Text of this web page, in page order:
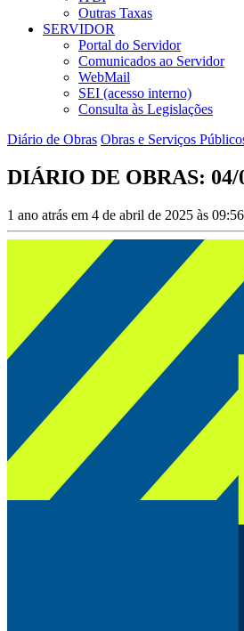
Outras Taxas
SERVIDOR
Portal do Servidor
Comunicados ao Servidor
WebMail
SEI (acesso interno)
Consulta às Legislações
Diário de Obras Obras e Serviços
DIÁRIO DE OBRAS: 04/
1 ano atrás em 4 de abril de 2025 às